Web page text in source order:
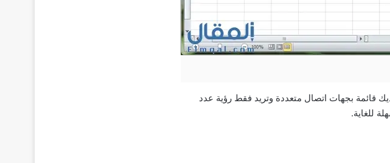
قائمة بجهات اتصال متعددة وتريد فقط رؤية عدد
للغاية.